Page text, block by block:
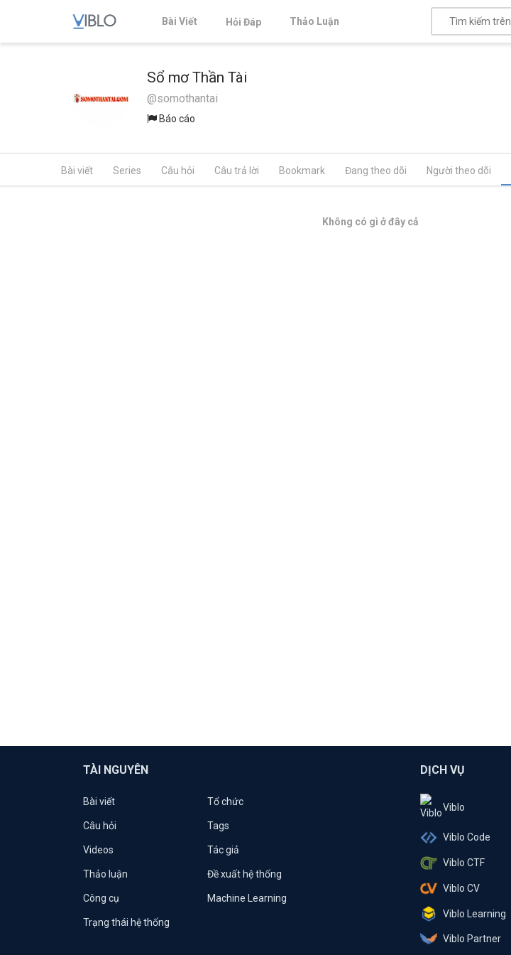
Bài Viết Hỏi Đáp Thảo Luận
Sổ mơ Thần Tài
@somothantai
Báo cáo
Bài viết Series Câu hỏi Câu trả lời Bookmark Đang theo dõi Người theo dõi
Không có gì ở đây cả
TÀI NGUYÊN
Bài viết Tổ chức
Câu hỏi Tags
Videos Tác giả
Thảo luận Đề xuất hệ thống
Công cụ Machine Learning
Trạng thái hệ thống
DỊCH VỤ
Viblo
Viblo Code
Viblo CTF
Viblo CV
Viblo Learning
Viblo Partner